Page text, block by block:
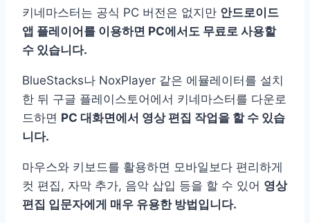
키네마스터는 공식 PC 버전은 없지만 안드로이드
앱 플레이어를 이용하면 PC에서도 무료로 사용할
수 있습니다.
BlueStacks나 NoxPlayer 같은 에뮬레이터를 설치
한 뒤 구글 플레이스토어에서 키네마스터를 다운로
드하면 PC 대화면에서 영상 편집 작업을 할 수 있습
니다.
마우스와 키보드를 활용하면 모바일보다 편리하게
컷 편집, 자막 추가, 음악 삽입 등을 할 수 있어 영상
편집 입문자에게 매우 유용한 방법입니다.